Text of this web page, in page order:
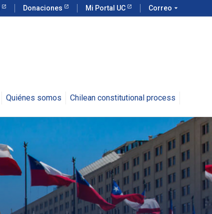
Donaciones Mi Portal UC Correo arrow_drop_down
Quiénes somos Chilean constitutional process